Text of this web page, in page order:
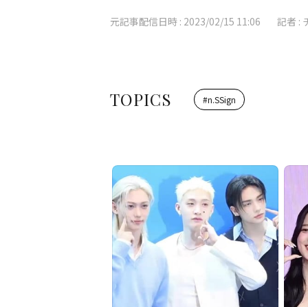
元記事配信日時 : 2023/02/15 11:06 記者 :
TOPICS #n.SSign